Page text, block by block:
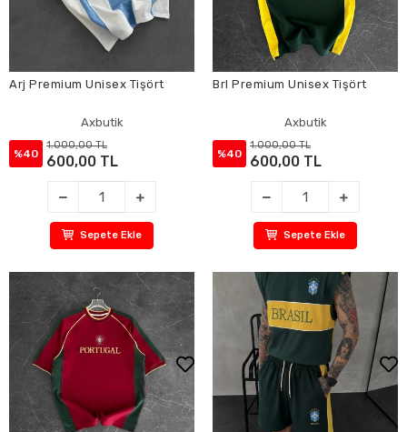
Arj Premium Unisex Tişört
Axbutik
%40
1.000,00 TL
600,00 TL
Sepete Ekle
Brl Premium Unisex Tişört
Axbutik
%40
1.000,00 TL
600,00 TL
Sepete Ekle